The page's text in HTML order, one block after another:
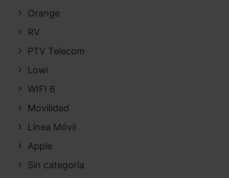
Orange
RV
PTV Telecom
Lowi
WIFI 6
Movilidad
Línea Móvil
Apple
Sin categoría